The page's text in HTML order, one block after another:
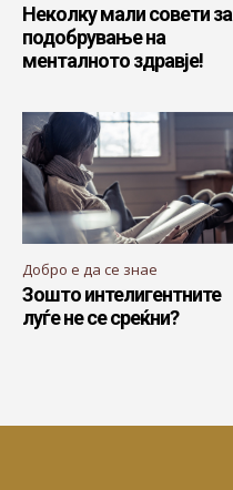
Неколку мали совети за
подобрување на
менталното здравје!
Добро е да се знае
Зошто интелигентните
луѓе не се среќни?